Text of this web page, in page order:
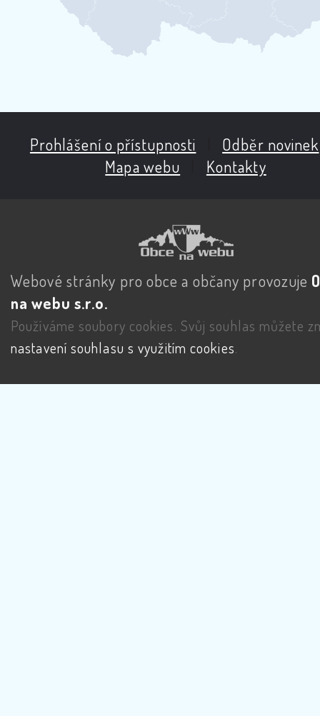
Prohlášení o přístupnosti Odběr novinek
Mapa webu
Kontakty
Webové stránky pro obce a občany provozuje
na webu s.r.o.
Používáme soubory cookies. Svůj souhlas můžete
nastavení souhlasu s využitím cookies.